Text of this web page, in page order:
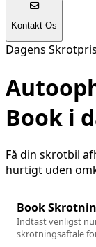
Kontakt Os
Dagens
Book i
Få din skrotbil
hurtigt uden
Book
Indtast venligst
skrotningsaftale